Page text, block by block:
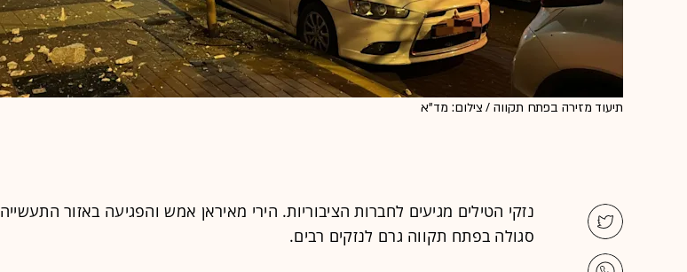
תיעוד מזירה בפתח תקווה / צילום: מד''א
נזקי הטילים מגיעים לחברות הציבוריות. הירי מאיראן אמש והפגיעה באזור התעשייה
סגולה בפתח תקווה גרם לנזקים רבים.